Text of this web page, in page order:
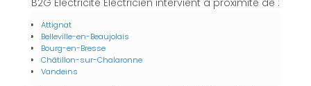
B2G Electricité Électricien intervient à proximité de :
Attignat
Belleville-en-Beaujolais
Bourg-en-Bresse
Châtillon-sur-Chalaronne
Vandeins